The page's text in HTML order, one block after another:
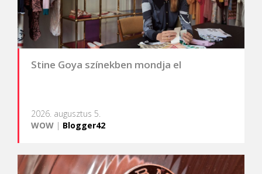
Stine Goya színekben mondja el
2026. augusztus 5.
WOW | Blogger42